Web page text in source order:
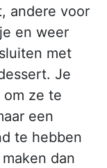
andere voor
en weer
met
Je
ze te
een
te hebben
dan